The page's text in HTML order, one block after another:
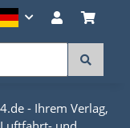
- Ihrem Verlag,